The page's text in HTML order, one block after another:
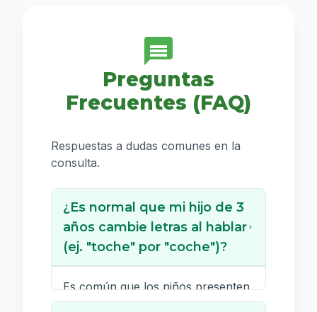
Preguntas
Frecuentes (FAQ)
Respuestas a dudas comunes en la
consulta.
¿Es normal que mi hijo de 3
años cambie letras al hablar
(ej. "toche" por "coche")?
Es común que los niños presenten
ciertas dificultades de articulación